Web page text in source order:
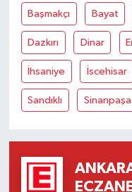
Başmakçı Bayat
Dazkırı Dinar
İhsaniye İscehisar
Sandıklı Sinanpaşa